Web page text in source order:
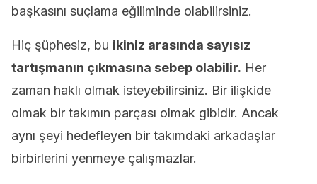
başkasını suçlama eğiliminde olabilirsiniz.
Hiç şüphesiz, bu ikiniz arasında sayısız
tartışmanın çıkmasına sebep olabilir. Her
zaman haklı olmak isteyebilirsiniz. Bir ilişkide
olmak bir takımın parçası olmak gibidir. Ancak
aynı şeyi hedefleyen bir takımdaki arkadaşlar
birbirlerini yenmeye çalışmazlar.